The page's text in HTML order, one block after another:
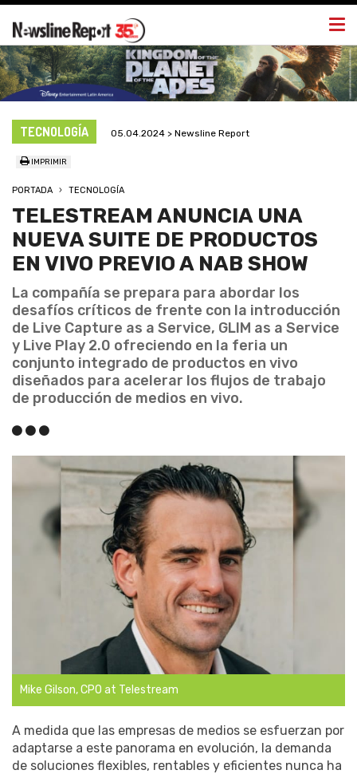
TECNOLOGÍA 05.04.2024 > Newsline Report
IMPRIMIR
PORTADA TECNOLOGÍA
TELESTREAM ANUNCIA UNA
NUEVA SUITE DE PRODUCTOS
EN VIVO PREVIO A NAB SHOW
La compañía se prepara para abordar los
desafíos críticos de frente con la introducción
de Live Capture as a Service, GLIM as a Service
y Live Play 2.0 ofreciendo en la feria un
conjunto integrado de productos en vivo
diseñados para acelerar los flujos de trabajo
de producción de medios en vivo.
Mike Gilson, CPO at Telestream
A medida que las empresas de medios se esfuerzan por
adaptarse a este panorama en evolución, la demanda
de soluciones flexibles, rentables y eficientes nunca ha